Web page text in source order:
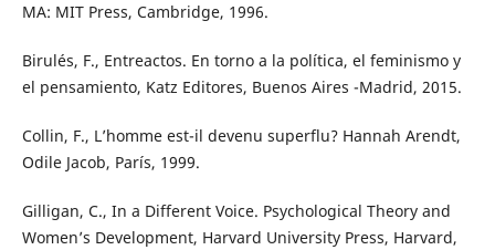
MA: MIT Press, Cambridge, 1996.
Birulés, F., Entreactos. En torno a la política, el feminismo y
el pensamiento, Katz Editores, Buenos Aires -Madrid, 2015.
Collin, F., L’homme est-il devenu superflu? Hannah Arendt,
Odile Jacob, París, 1999.
Gilligan, C., In a Different Voice. Psychological Theory and
Women’s Development, Harvard University Press, Harvard,